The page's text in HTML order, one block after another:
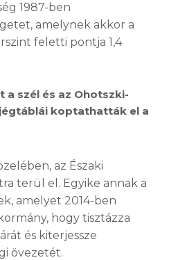
1987-ben
amelynek akkor a
feletti pontja 1,4
a szél és az Ohotszki-
koptathatták el a
az Északi
terül el. Egyike annak a
amelyet 2014-ben
hogy tisztázza
és kiterjessze
övezetét.